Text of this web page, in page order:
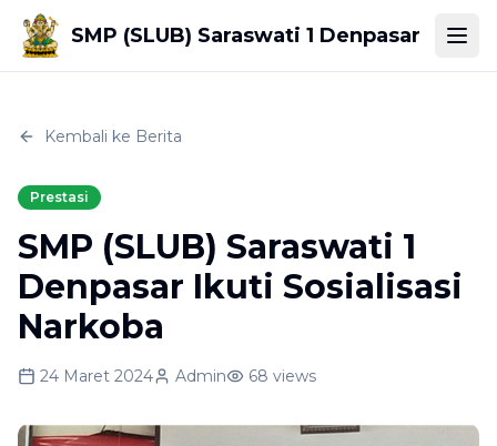
SMP (SLUB) Saraswati 1 Denpasar
Kembali ke Berita
Prestasi
SMP (SLUB) Saraswati 1
Denpasar Ikuti Sosialisasi
Narkoba
24 Maret 2024 Admin 68 views